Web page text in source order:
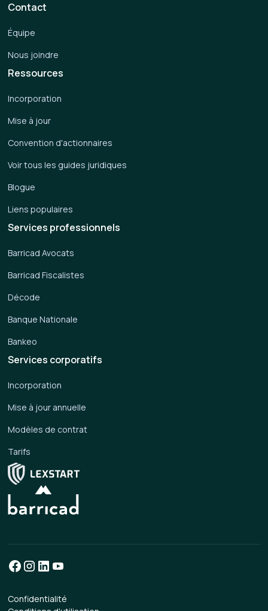
Services corporatifs
Incorporation
Mise à jour annuelle
Modèles de contrat
Tarifs
Services professionnels
Barricad Avocats
Barricad Fiscalistes
Décode
Banque Nationale
Bankeo
Ressources
Incorporation
Mise à jour
Convention d'actionnaires
Voir tous les guides juridiques
Blogue
Liens populaires
Contact
Équipe
Nous joindre
Confidentialité